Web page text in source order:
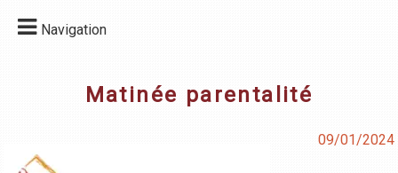
Navigation
Matinée parentalité
09/01/2024